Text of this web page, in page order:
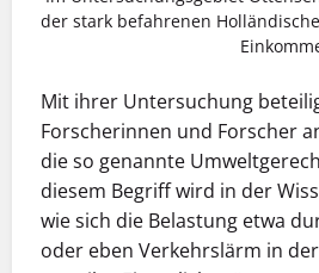
der stark befahrenen
Mit ihrer Untersuchung
Forscherinnen und Forscher
die so genannte
diesem Begriff wird in der
wie sich die Belastung etwa
oder eben Verkehrslärm in